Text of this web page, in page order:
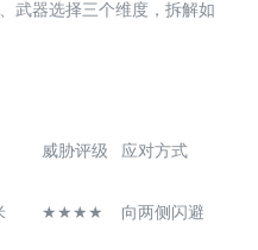
武器选择三个维度，拆解如
威胁评级 应对方式
★★★★ 向两侧闪避